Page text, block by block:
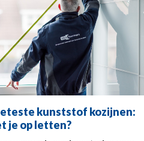
kunststof kozijnen:
je op letten?